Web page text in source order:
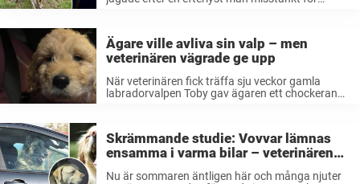
resurs för poliser värden över. De är inte bara ...
Ägare ville avliva sin valp – men
veterinären vägrade ge upp
När veterinären fick träffa sju veckor gamla
labradorvalpen Toby gav ägaren ett chockerande
Skrämmande studie: Vovvar lämnas
ensamma i varma bilar – veterinärens
Nu är sommaren äntligen här och många njuter